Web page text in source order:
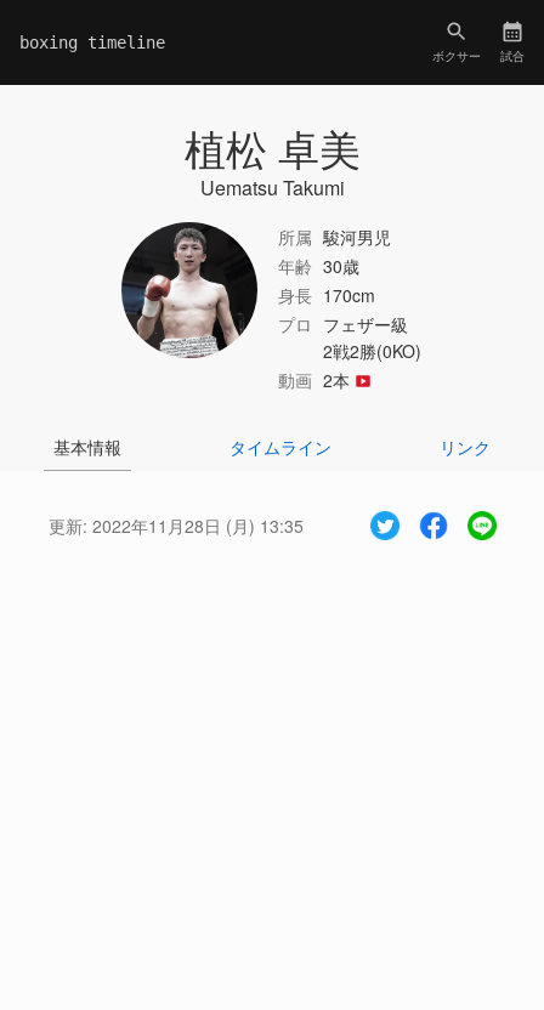
boxing timeline
ボクサー 試合
植松 卓美
Uematsu Takumi
所属 駿河男児
年齢 30歳
身長 170cm
プロ フェザー級
2戦2勝(0KO)
動画 2本
基本情報 タイムライン リンク
更新: 2022年11月28日 (月) 13:35